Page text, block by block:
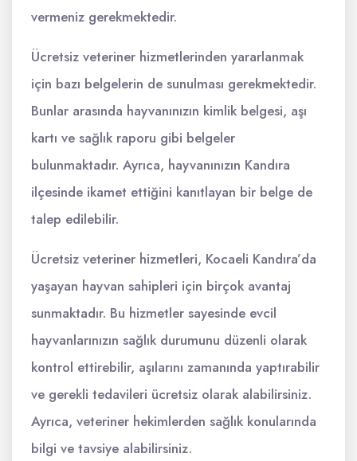
vermeniz gerekmektedir.
Ücretsiz veteriner hizmetlerinden yararlanmak
için bazı belgelerin de sunulması gerekmektedir.
Bunlar arasında hayvanınızın kimlik belgesi, aşı
kartı ve sağlık raporu gibi belgeler
bulunmaktadır. Ayrıca, hayvanınızın Kandıra
ilçesinde ikamet ettiğini kanıtlayan bir belge de
talep edilebilir.
Ücretsiz veteriner hizmetleri, Kocaeli Kandıra’da
yaşayan hayvan sahipleri için birçok avantaj
sunmaktadır. Bu hizmetler sayesinde evcil
hayvanlarınızın sağlık durumunu düzenli olarak
kontrol ettirebilir, aşılarını zamanında yaptırabilir
ve gerekli tedavileri ücretsiz olarak alabilirsiniz.
Ayrıca, veteriner hekimlerden sağlık konularında
bilgi ve tavsiye alabilirsiniz.